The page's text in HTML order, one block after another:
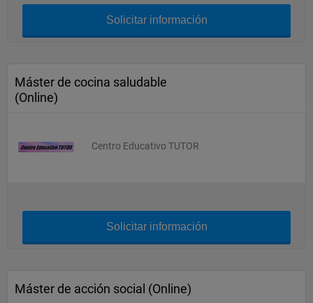
Solicitar información
Máster de cocina saludable
(Online)
Centro Educativo TUTOR
Solicitar información
Máster de acción social (Online)